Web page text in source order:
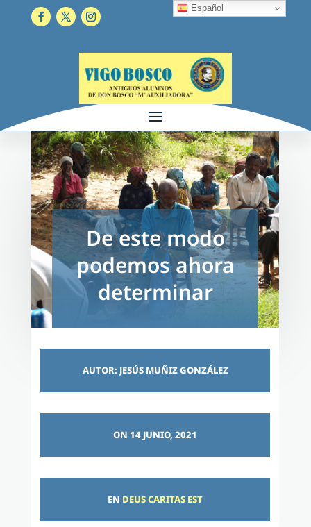
De este modo
podemos ahora
determinar
AUTOR: JESÚS MUÑIZ GONZÁLEZ
ON 14 JUNIO, 2021
EN DEUS CARITAS EST
Español